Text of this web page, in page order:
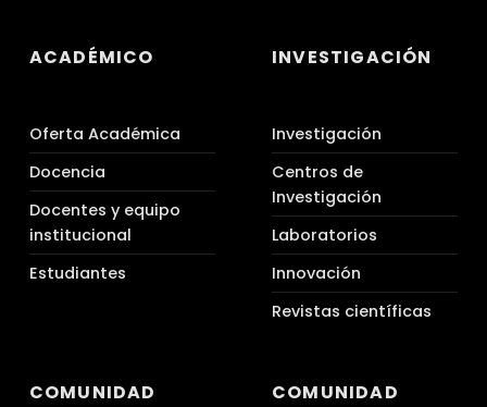
ACADÉMICO
Oferta Académica
Docencia
Docentes y equipo
institucional
Estudiantes
INVESTIGACIÓN
Investigación
Centros de
Investigación
Laboratorios
Innovación
Revistas científicas
COMUNIDAD COMUNIDAD